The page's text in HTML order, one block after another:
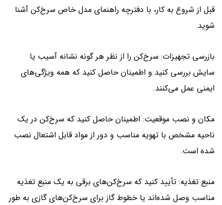
قبل از شروع به کار، با دفترچه راهنمای مدل خاص سرخ‌کن آشنا
شوید.
بازرسی تجهیزات: سرخ‌کن را از نظر هر گونه نشانه آسیب یا
سایش بررسی کنید و اطمینان حاصل کنید که همه ویژگی‌های
ایمنی عمل می‌کنند.
مکان و نصب موقعیت: اطمینان حاصل کنید که سرخ‌کن در یک
ناحیه مشخص با تهویه مناسب و دور از مواد قابل اشتعال نصب
شده است.
منبع تغذیه: تأیید کنید که سرخ‌کن‌های برقی به یک منبع تغذیه
مناسب وصل شده‌اند یا خطوط گاز برای سرخ‌کن‌های گازی به طور